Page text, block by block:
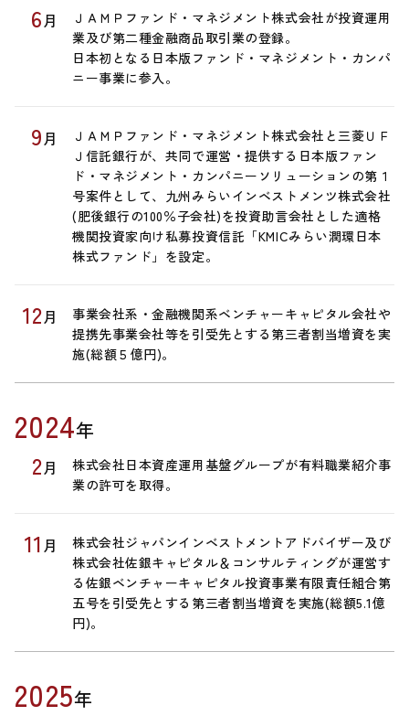
6月
ＪＡＭＰファンド・マネジメント株式会社が投資運用
業及び第二種金融商品取引業の登録。
日本初となる日本版ファンド・マネジメント・カンパ
ニー事業に参入。
9月
ＪＡＭＰファンド・マネジメント株式会社と三菱ＵＦ
Ｊ信託銀行が、共同で運営・提供する日本版ファン
ド・マネジメント・カンパニーソリューションの第１
号案件として、九州みらいインベストメンツ株式会社
(肥後銀行の100％子会社)を投資助言会社とした適格
機関投資家向け私募投資信託「KMICみらい潤環日本
株式ファンド」を設定。
12月
事業会社系・金融機関系ベンチャーキャピタル会社や
提携先事業会社等を引受先とする第三者割当増資を実
施(総額５億円)。
2024年
2月
株式会社日本資産運用基盤グループが有料職業紹介事
業の許可を取得。
11月
株式会社ジャパンインベストメントアドバイザー及び
株式会社佐銀キャピタル＆コンサルティングが運営す
る佐銀ベンチャーキャピタル投資事業有限責任組合第
五号を引受先とする第三者割当増資を実施(総額5.1億
円)。
2025年